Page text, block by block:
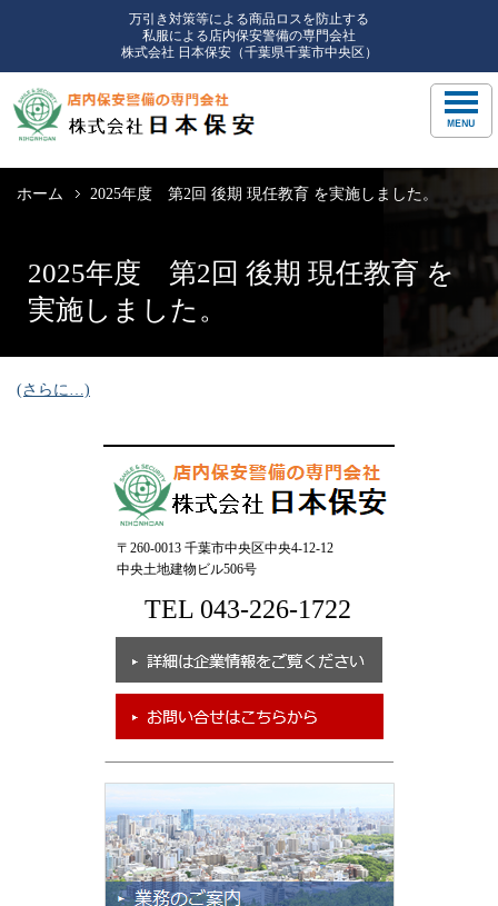
万引き対策等による商品ロスを防止する
私服による店内保安警備の専門会社
株式会社 日本保安（千葉県千葉市中央区）
ホーム 2025年度 第2回 後期 現任教育 を実施しました。
2025年度 第2回 後期 現任教育 を
実施しました。
(さらに…)
〒260-0013 千葉市中央区中央4-12-12
中央土地建物ビル506号
TEL 043-226-1722